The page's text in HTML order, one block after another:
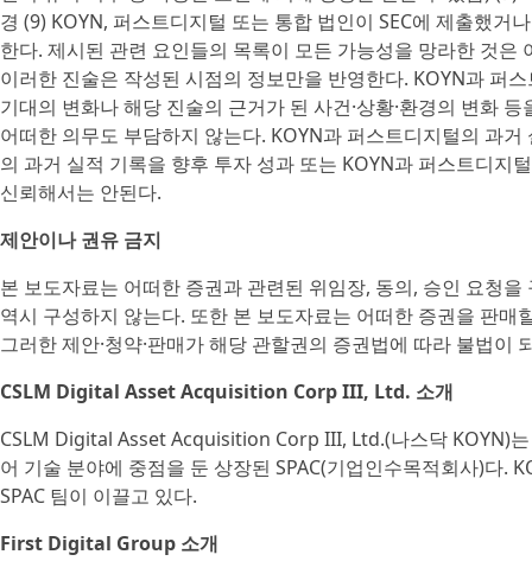
경 (9) KOYN, 퍼스트디지털 또는 통합 법인이 SEC에 제출했
한다. 제시된 관련 요인들의 목록이 모든 가능성을 망라한 것
이러한 진술은 작성된 시점의 정보만을 반영한다. KOYN과 퍼
기대의 변화나 해당 진술의 근거가 된 사건·상황·환경의 변화
어떠한 의무도 부담하지 않는다. KOYN과 퍼스트디지털의 과
의 과거 실적 기록을 향후 투자 성과 또는 KOYN과 퍼스트디지
신뢰해서는 안된다.
제안이나 권유 금지
본 보도자료는 어떠한 증권과 관련된 위임장, 동의, 승인 요청
역시 구성하지 않는다. 또한 본 보도자료는 어떠한 증권을 판
그러한 제안·청약·판매가 해당 관할권의 증권법에 따라 불법
CSLM Digital Asset Acquisition Corp III, Ltd. 소개
CSLM Digital Asset Acquisition Corp III, Ltd.(나스닥 KOYN)
어 기술 분야에 중점을 둔 상장된 SPAC(기업인수목적회사)다.
SPAC 팀이 이끌고 있다.
First Digital Group 소개